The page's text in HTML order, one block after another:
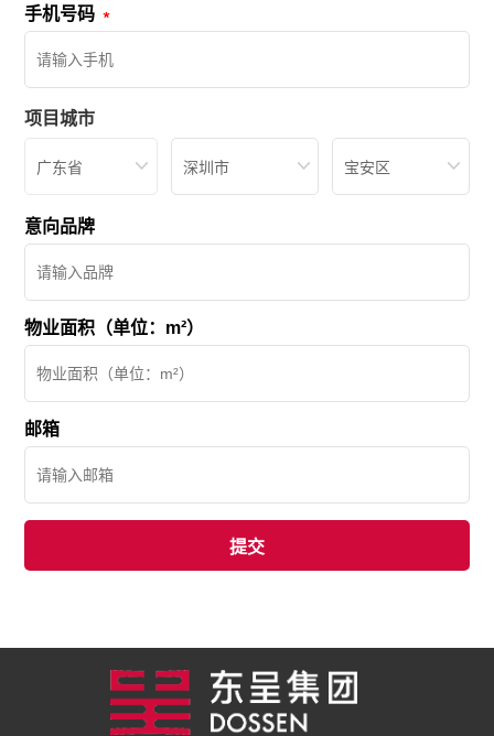
手机号码
项目城市
广东省 深圳市 宝安区
意向品牌
物业面积（单位：m²）
邮箱